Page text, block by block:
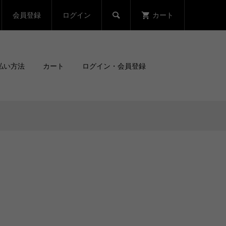
会員登録 ログイン  カート
い方法 カート ログイン・会員登録